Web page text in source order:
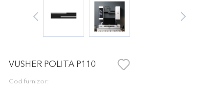
VUSHER POLITA P110
Cod furnizor: